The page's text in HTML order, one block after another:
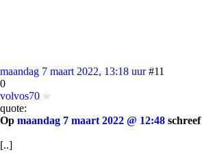
maandag 7 maart 2022, 13:18 uur #11
0
volvos70
quote:
Op maandag 7 maart 2022 @ 12:48 schreef
[..]